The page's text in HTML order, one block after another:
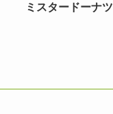
ミスタードーナ